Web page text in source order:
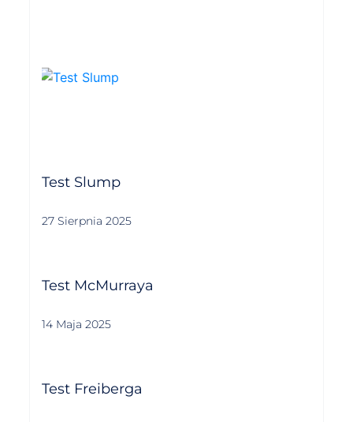
Test Slump
27 Sierpnia 2025
Test McMurraya
14 Maja 2025
Test Freiberga